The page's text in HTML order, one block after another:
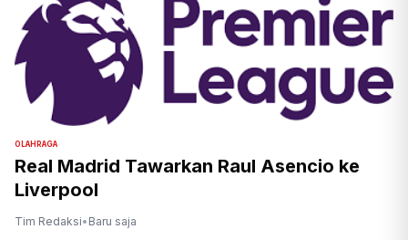
OLAHRAGA
Real Madrid Tawarkan Raul Asencio ke
Liverpool
Tim Redaksi• Baru saja